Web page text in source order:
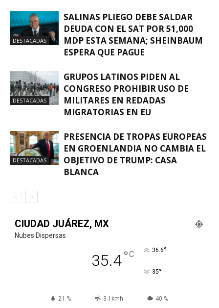
DESTACADAS
SALINAS PLIEGO DEBE SALDAR
DEUDA CON EL SAT POR 51,000
MDP ESTA SEMANA; SHEINBAUM
ESPERA QUE PAGUE
DESTACADAS
GRUPOS LATINOS PIDEN AL
CONGRESO PROHIBIR USO DE
MILITARES EN REDADAS
MIGRATORIAS EN EU
DESTACADAS
PRESENCIA DE TROPAS EUROPEAS
EN GROENLANDIA NO CAMBIA EL
OBJETIVO DE TRUMP: CASA
BLANCA
CIUDAD JUÁREZ, MX
Nubes Dispersas
35.4°C 36.6°
35°
21 % 3.1kmh 40 %